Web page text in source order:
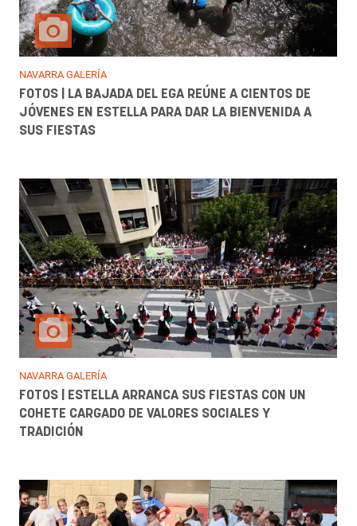
NAVARRA GALERÍA
FOTOS | LA BAJADA DEL EGA REÚNE A CIENTOS DE
JÓVENES EN ESTELLA PARA DAR LA BIENVENIDA A
SUS FIESTAS
NAVARRA GALERÍA
FOTOS | ESTELLA ARRANCA SUS FIESTAS CON UN
COHETE CARGADO DE VALORES SOCIALES Y
TRADICIÓN